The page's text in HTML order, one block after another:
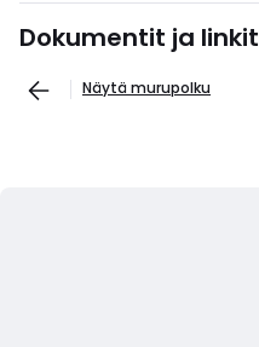
Dokumentit ja linkit
Näytä murupolku